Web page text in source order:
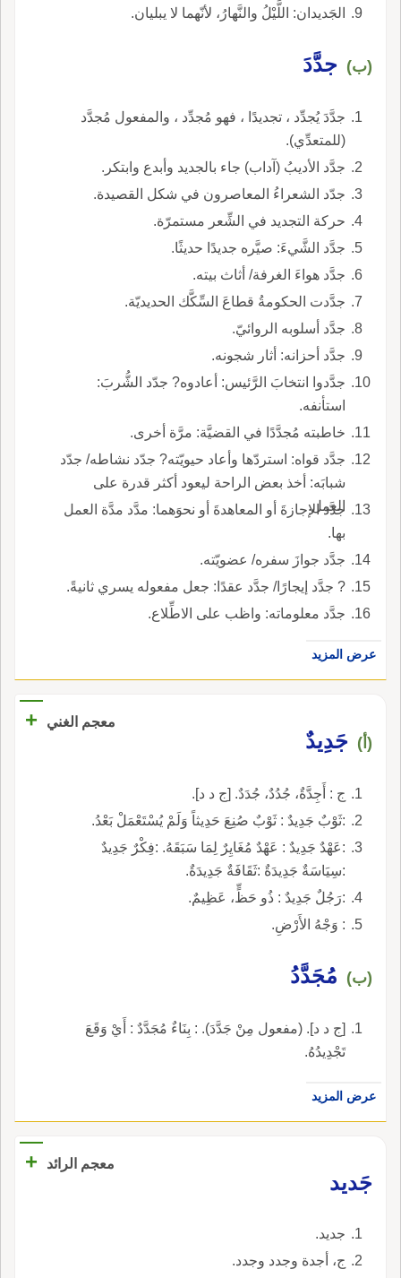
الجَديدان: اللَّيْلُ والنَّهارُ، لأنّهما لا يبليان.
(ب) جدَّدَ
جدَّدَ يُجدِّد ، تجديدًا ، فهو مُجدِّد ، والمفعول مُجدَّد
(للمتعدِّي).
جدَّد الأديبُ (آداب) جاء بالجديد وأبدع وابتكر.
جدّد الشعراءُ المعاصرون في شكل القصيدة.
حركة التجديد في الشِّعر مستمرّة.
جدَّد الشَّيءَ: صيَّره جديدًا حديثًا.
جدَّد هواءَ الغرفة/ أثاث بيته.
جدَّدت الحكومةُ قطاعَ السِّكَّك الحديديّة.
جدَّد أسلوبه الروائيّ.
جدَّد أحزانه: أثار شجونه.
جدَّدوا انتخابَ الرَّئيس: أعادوه? جدّد الشُّربَ:
استأنفه.
خاطبته مُجدَّدًا في القضيَّة: مرَّة أخرى.
جدَّد قواه: استردّها وأعاد حيويّته? جدّد نشاطه/ جدّد
شبابَه: أخذ بعض الراحة ليعود أكثر قدرة على
العمل.
جدَّد الإجازةَ أو المعاهدةَ أو نحوَهما: مدَّد مدَّة العمل
بها.
جدَّد جوازَ سفره/ عضويّته.
? جدَّد إيجارًا/ جدَّد عقدًا: جعل مفعوله يسري ثانيةً.
جدَّد معلوماته: واظب على الاطِّلاع.
عرض المزيد
معجم الغني +
(أ) جَدِيدٌ
ج : أَجِدَّةٌ، جُدُدٌ، جُدَدٌ. [ج د د].
:ثَوْبٌ جَدِيدٌ : ثَوْبٌ صُنِعَ حَدِيثاً وَلَمْ يُسْتَعْمَلْ بَعْدُ.
:عَهْدٌ جَدِيدٌ : عَهْدٌ مُغَايِرٌ لِمَا سَبَقَهُ. :فِكْرٌ جَدِيدٌ
:سِيَاسَةٌ جَدِيدَةٌ :ثَقَافَةٌ جَدِيدَةٌ.
:رَجُلٌ جَدِيدٌ : ذُو حَظٍّ، عَظِيمٌ.
: وَجْهُ الأَرْضِ.
(ب) مُجَدَّدُ
[ج د د]. (مفعول مِنْ جَدَّدَ). : بِنَاءٌ مُجَدَّدٌ : أَيْ وَقَعَ
تَجْدِيدُهُ.
عرض المزيد
معجم الرائد
+
جَديد
جديد.
ج، أجدة وجدد وجدد.